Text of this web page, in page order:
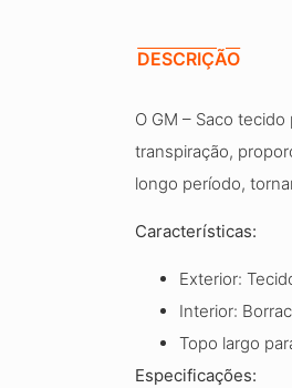
DESCRIÇÃO
O GM – Saco
transpiração,
longo período,
Características:
Exterior:
Interior:
Topo largo
Especificações: